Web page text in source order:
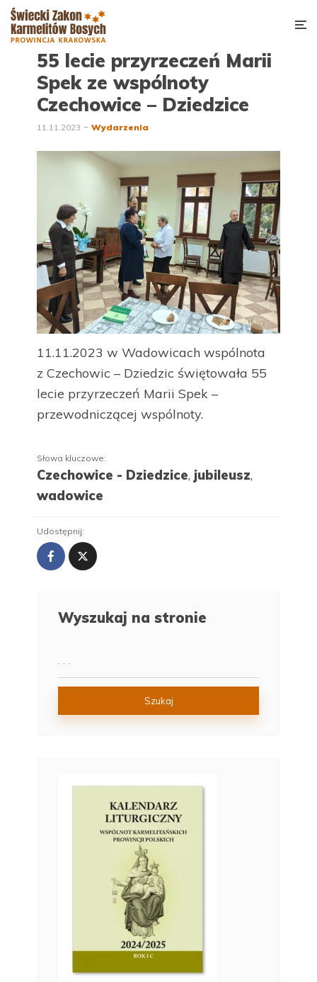
55 lecie przyrzeczeń Marii
Spek ze wspólnoty
Czechowice – Dziedzice
11.11.2023 Wydarzenia
11.11.2023 w Wadowicach wspólnota
z Czechowic – Dziedzic świętowała 55
lecie przyrzeczeń Marii Spek –
przewodniczącej wspólnoty.
Słowa kluczowe:
Czechowice - Dziedzice, jubileusz,
wadowice
Udostępnij:
Wyszukaj na stronie
Szukaj